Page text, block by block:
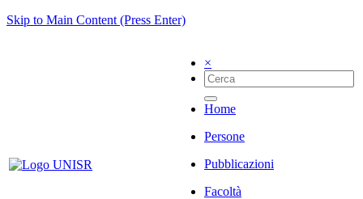
Skip to Main Content (Press Enter)
×
Home
Persone
Pubblicazioni
Facoltà